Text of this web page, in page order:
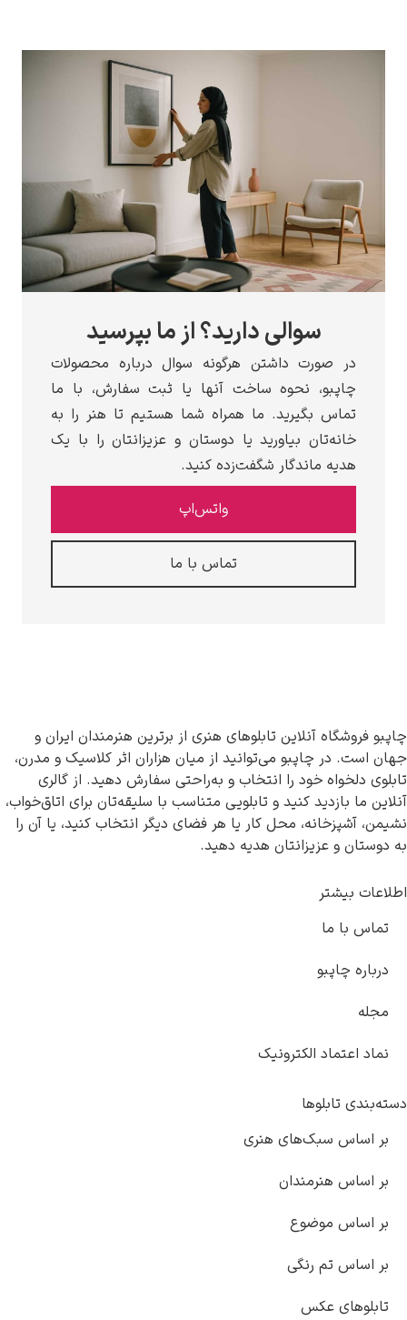
سوالی دارید؟ از ما بپرسید
در صورت داشتن هرگونه سوال درباره محصولات
چاپبو، نحوه ساخت آنها یا ثبت سفارش، با ما
تماس بگیرید. ما همراه شما هستیم تا هنر را به
خانه‌تان بیاورید یا دوستان و عزیزانتان را با یک
هدیه ماندگار شگفت‌زده کنید.
واتس‌اپ
تماس با ما
آنلاین تابلوهای هنری از برترین هنرمندان ایران و
در چاپبو می‌توانید از میان هزاران اثر کلاسیک و مدرن،
دلخواه خود را انتخاب و به‌راحتی سفارش دهید. از گالری
بازدید کنید و تابلویی متناسب با سلیقه‌تان برای اتاق‌خواب،
آشپزخانه، محل کار یا هر فضای دیگر انتخاب کنید، یا آن را
و عزیزانتان هدیه دهید.
بیشتر
با ما
چاپبو
اعتماد الکترونیک
تابلوها
سبک‌های هنری
هنرمندان
موضوع
تم رنگی
عکس